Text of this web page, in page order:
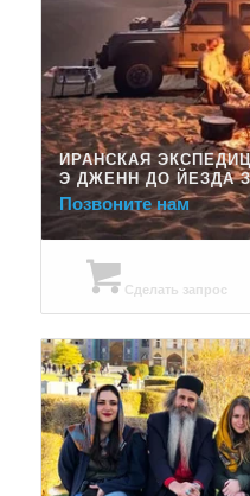
ИРАНСКАЯ
Э ДЖЕНН ДО ЙЕЗДА
Позвоните нам
Сделать запрос